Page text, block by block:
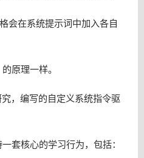
会在系统提示词中加入各自
原理一样。
，编写的自定义系统指令驱
套核心的学习行为，包括：